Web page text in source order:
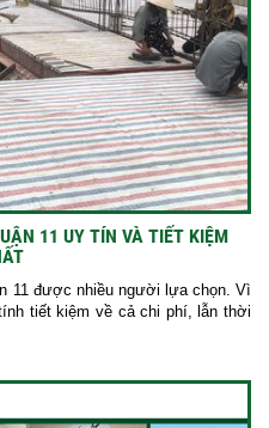
11 UY TÍN VÀ TIẾT KIỆM
11 được nhiều người lựa chọn. Vì
tiết kiệm về cả chi phí, lẫn thời